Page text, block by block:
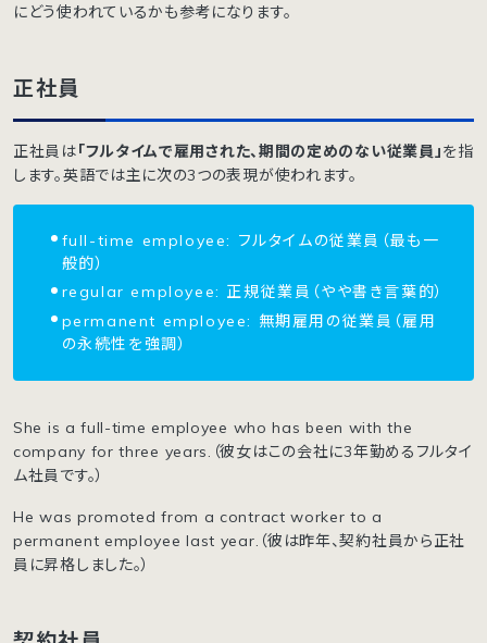
にどう使われているかも参考になります。
正社員
正社員は「フルタイムで雇用された、期間の定めのない従業員」を指
します。英語では主に次の3つの表現が使われます。
full-time employee: フルタイムの従業員（最も一
般的）
regular employee: 正規従業員（やや書き言葉的）
permanent employee: 無期雇用の従業員（雇用
の永続性を強調）
She is a full-time employee who has been with the
company for three years.（彼女はこの会社に3年勤めるフルタイ
ム社員です。）
He was promoted from a contract worker to a
permanent employee last year.（彼は昨年、契約社員から正社
員に昇格しました。）